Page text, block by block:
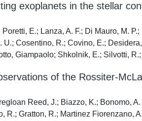
exoplanets in the stellar
E.; Lanza, A. F.; Di Mauro, M.
Cosentino, R.; Covino, E.;
Giampaolo; Shkolnik, E.; Silvotti,
of the Rossiter-
Reed, J.; Biazzo, K.; Bonomo,
Gratton, R.; Martinez Fiorenzano,